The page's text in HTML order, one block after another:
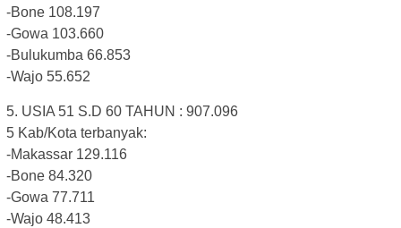
-Bone 108.197
-Gowa 103.660
-Bulukumba 66.853
-Wajo 55.652
5. USIA 51 S.D 60 TAHUN : 907.096
5 Kab/Kota terbanyak:
-Makassar 129.116
-Bone 84.320
-Gowa 77.711
-Wajo 48.413